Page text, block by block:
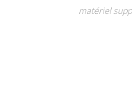
matériel